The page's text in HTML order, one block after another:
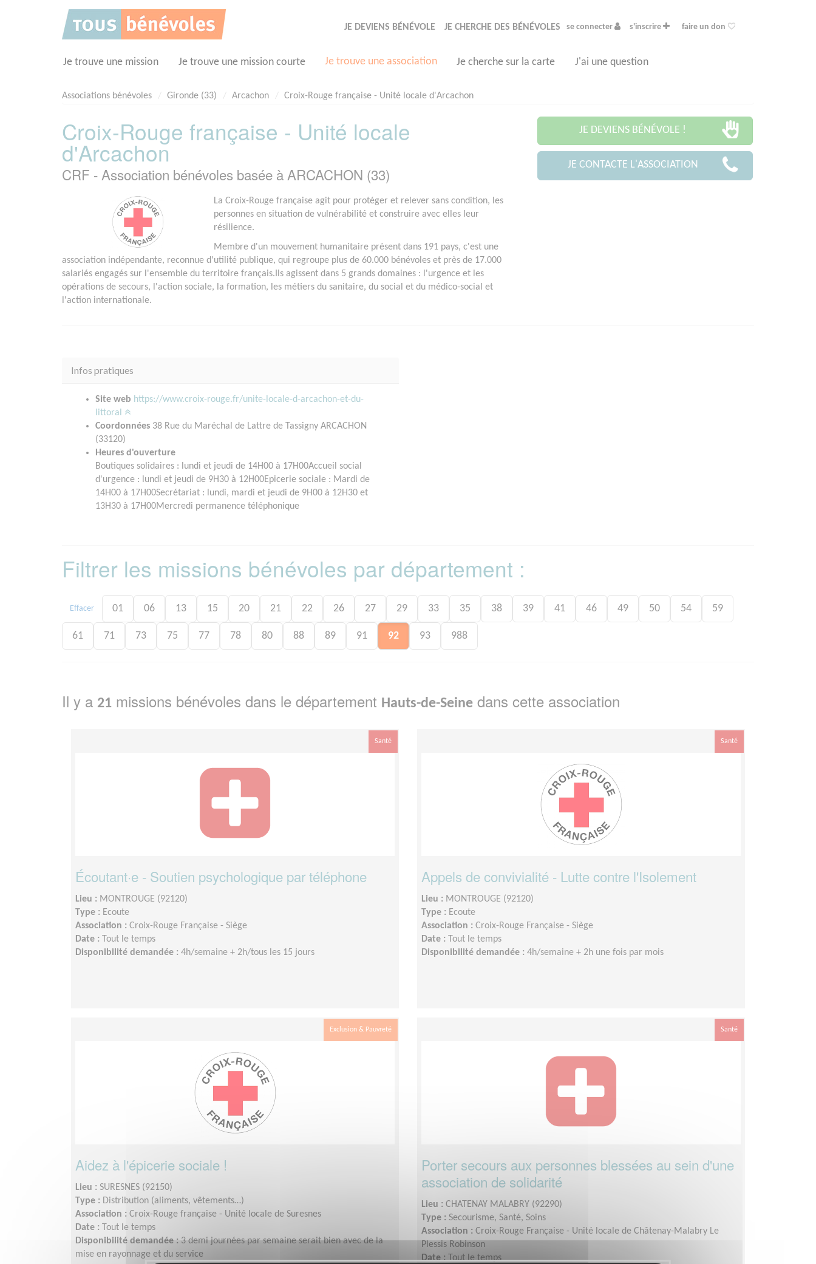
JE DEVIENS BÉNÉVOLE JE CHERCHE DES BÉNÉVOLES se connecter s'inscrire faire un don
Je trouve une mission Je trouve une mission courte Je trouve une association Je cherche sur la carte J'ai une question
Associations bénévoles Gironde (33) Arcachon Croix-Rouge française - Unité locale d'Arcachon
Croix-Rouge française - Unité locale
d'Arcachon
CRF - Association bénévoles basée à ARCACHON (33)
La Croix-Rouge française agit pour protéger et relever sans condition, les
personnes en situation de vulnérabilité et construire avec elles leur
résilience.
Membre d'un mouvement humanitaire présent dans 191 pays, c'est une
association indépendante, reconnue d'utilité publique, qui regroupe plus de 60.000 bénévoles et près de 17.000
salariés engagés sur l'ensemble du territoire français.Ils agissent dans 5 grands domaines : l'urgence et les
opérations de secours, l'action sociale, la formation, les métiers du sanitaire, du social et du médico-social et
l'action internationale.
JE DEVIENS BÉNÉVOLE !
JE CONTACTE L'ASSOCIATION
Infos pratiques
Site web https://www.croix-rouge.fr/unite-locale-d-arcachon-et-du-
littoral
Coordonnées 38 Rue du Maréchal de Lattre de Tassigny ARCACHON
(33120)
Heures d'ouverture
Boutiques solidaires : lundi et jeudi de 14H00 à 17H00Accueil social
d'urgence : lundi et jeudi de 9H30 à 12H00Epicerie sociale : Mardi de
14H00 à 17H00Secrétariat : lundi, mardi et jeudi de 9H00 à 12H30 et
13H30 à 17H00Mercredi permanence téléphonique
Filtrer les missions bénévoles par département :
Effacer 01 06 13 15 20 21 22 26 27 29 33 35 38 39 41 46 49 50 54 59
61 71 73 75 77 78 80 88 89 91 92 93 988
Il y a 21 missions bénévoles dans le département Hauts-de-Seine dans cette association
Santé
Écoutant·e - Soutien psychologique par téléphone
Lieu : MONTROUGE (92120)
Type : Ecoute
Association : Croix-Rouge Française - Siège
Date :
Tout le temps
Disponibilité demandée : 4h/semaine + 2h/tous les 15 jours
Santé
Appels de convivialité - Lutte contre l'Isolement
Lieu : MONTROUGE (92120)
Type : Ecoute
Association : Croix-Rouge Française - Siège
Date :
Tout le temps
Disponibilité demandée : 4h/semaine + 2h une fois par mois
Exclusion & Pauvreté
Aidez à l'épicerie sociale !
Lieu : SURESNES (92150)
Type : Distribution (aliments, vêtements…)
Association : Croix-Rouge française - Unité locale de Suresnes
Date :
Tout le temps
Disponibilité demandée :3 demi journées par semaine serait bien avec de la
mise en rayonnage et du service
Santé
Porter secours aux personnes blessées au sein d'une
association de solidarité
Lieu : CHATENAY MALABRY (92290)
Type : Secourisme, Santé, Soins
Association : Croix-Rouge Française - Unité locale de Châtenay-Malabry Le
Plessis Robinson
Date :Tout le temps